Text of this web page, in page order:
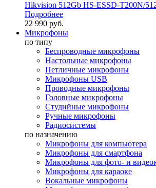
Hikvision 512Gb HS-ESSD-T200N/
Подробнее
22 990 руб.
Микрофоны
по типу
Беспроводные микрофоны
Настольные микрофоны
Петличные микрофоны
Микрофоны USB
Проводные микрофоны
Головные микрофоны
Студийные микрофоны
Ручные микрофоны
Радиосистемы
по назначению
Микрофоны для компьютера
Микрофоны для смартфона
Микрофоны для фото- и
Микрофоны для караоке
Вокальные микрофоны